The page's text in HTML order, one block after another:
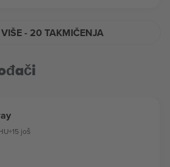
- 20 TAKMIČENJA
+15 još